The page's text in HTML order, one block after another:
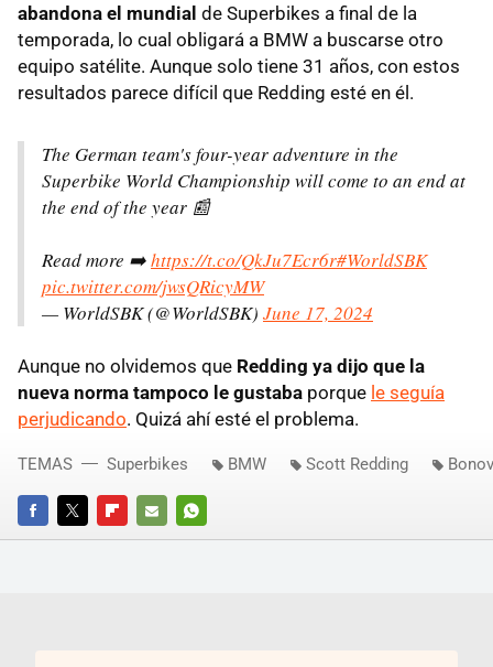
abandona el mundial de Superbikes a final de la
temporada, lo cual obligará a BMW a buscarse otro
equipo satélite. Aunque solo tiene 31 años, con estos
resultados parece difícil que Redding esté en él.
The German team's four-year adventure in the
Superbike World Championship will come to an end at
the end of the year 📰
Read more ➡️https://t.co/QkJu7Ecr6r#WorldSBK
pic.twitter.com/jwsQRicyMW
— WorldSBK (@WorldSBK) June 17, 2024
Aunque no olvidemos que Redding ya dijo que la
nueva norma tampoco le gustaba porque le seguía
perjudicando. Quizá ahí esté el problema.
FACEBOOKTWITTERFLIPBOARD
E-
WHATSAPP
TEMAS Superbikes BMW Scott Redding